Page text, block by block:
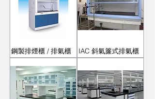
鋼製排煙櫃 / 排氣櫃 IAC 斜氣簾式排氣櫃